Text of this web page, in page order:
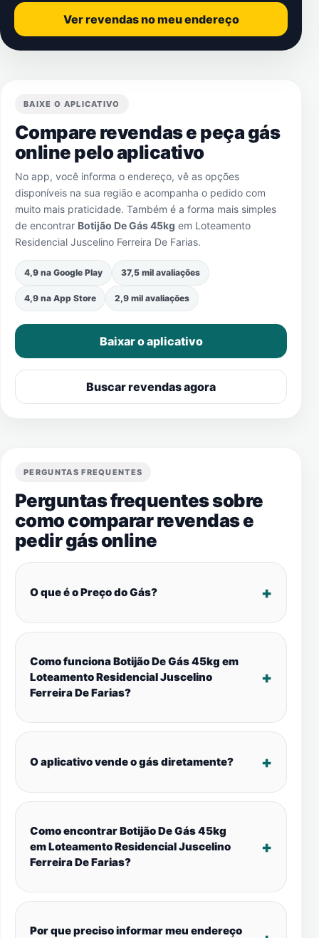
Ver revendas no meu endereço
BAIXE O APLICATIVO
Compare revendas e peça gás
online pelo aplicativo
No app, você informa o endereço, vê as opções
disponíveis na sua região e acompanha o pedido com
muito mais praticidade. Também é a forma mais simples
de encontrar Botijão De Gás 45kg em Loteamento
Residencial Juscelino Ferreira De Farias.
4,9 na Google Play 37,5 mil avaliações
4,9 na App Store 2,9 mil avaliações
Baixar o aplicativo
Buscar revendas agora
PERGUNTAS FREQUENTES
Perguntas frequentes sobre
como comparar revendas e
pedir gás online
O que é o Preço do Gás?
Como funciona Botijão De Gás 45kg em
Loteamento Residencial Juscelino
Ferreira De Farias?
O aplicativo vende o gás diretamente?
Como encontrar Botijão De Gás 45kg
em Loteamento Residencial Juscelino
Ferreira De Farias?
Por que preciso informar meu endereço